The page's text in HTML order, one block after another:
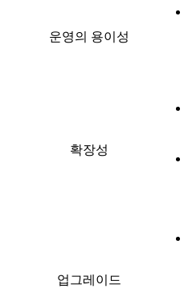
운영의 용이성
확장성
업그레이드